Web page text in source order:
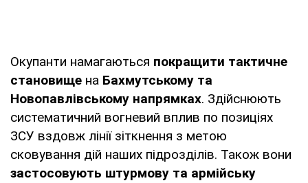
Окупанти намагаються покращити тактичне
становище на Бахмутському та
Новопавлівському напрямках. Здійснюють
систематичний вогневий вплив по позиціях
ЗСУ вздовж лінії зіткнення з метою
сковування дій наших підрозділів. Також вони
застосовують штурмову та армійську